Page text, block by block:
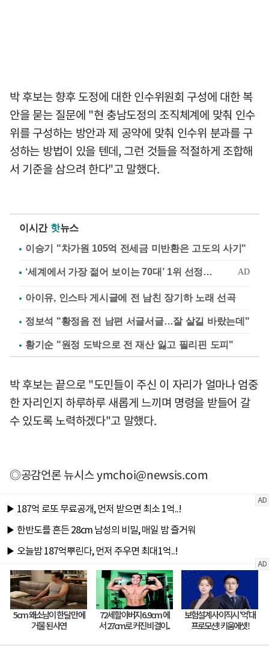
박 후보는 향후 도정에 대한 인수위원회 구성에 대한 복
안을 묻는 질문에 "현 충남도정의 조직체계에 맞춰 인수
위를 구성하는 방안과 제 공약에 맞춰 인수위 분과를 구
성하는 방법이 있을 텐데, 그런 것들을 적절하게 조합해
서 기준을 삼으려 한다"고 말했다.
이시간 핫뉴스
이승기 "차가원 105억 전세금 미반환은 고도의 사기"
아이유, 인스타 게시글에 전 남친 장기하 노래 선곡
정보석 "황정음 전 남편 서글서글…잘 살길 바랐는데"
황기순 "원정 도박으로 전 재산 잃고 필리핀 도피"
박 후보는 끝으로 "도민들이 주신 이 자리가 얼마나 엄중
한 자리인지 하루하루 새롭게 느끼며 명령을 받들어 갈
수 있도록 노력하겠다"고 말했다.
◎공감언론 뉴시스ymchoi@newsis.com